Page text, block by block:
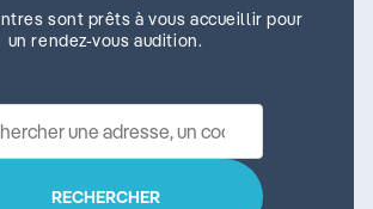
sont prêts à vous accueillir pour
un rendez-vous audition.